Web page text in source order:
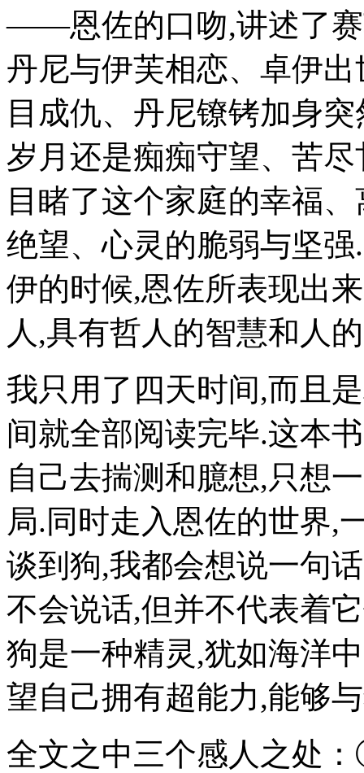
——恩佐的口吻,讲述了赛
丹尼与伊芙相恋、卓伊
目成仇、丹尼镣铐加身
岁月还是痴痴守望、苦
目睹了这个家庭的幸福
绝望、心灵的脆弱与坚
伊的时候,恩佐所表现出
人,具有哲人的智慧和人
我只用了四天时间,而且
间就全部阅读完毕.这本
自己去揣测和臆想,只想
局.同时走入恩佐的世界
谈到狗,我都会想说一句
不会说话,但并不代表着
狗是一种精灵,犹如海洋
望自己拥有超能力,能够
全文之中三个感人之处